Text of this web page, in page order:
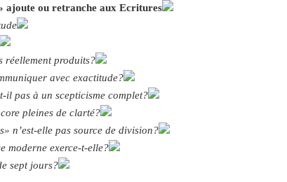
ajoute ou retranche aux Ecritures
réellement produits?
avec exactitude?
il pas à un scepticisme complet?
pleines de clarté?
n’est-elle pas source de division?
moderne exerce-t-elle?
sept jours?